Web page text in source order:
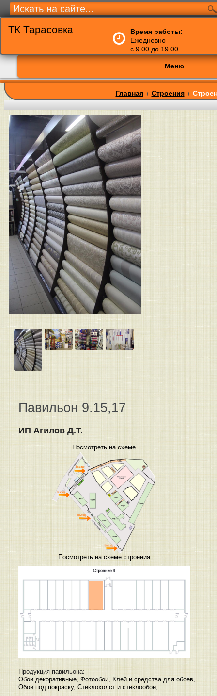
ТК Тарасовка
Время работы:
Ежедневно
с 9.00 до 19.00
Меню
Главная / Строения /
Павильон 9.15,17
ИП Агилов Д.Т.
Посмотреть на схеме
Посмотреть на схеме строения
Продукция павильона:
Обои декоративные Фотообои Клей и средства для обоев
Обои под покраску, Стеклохолст и стеклообои